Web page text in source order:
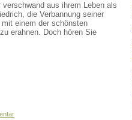
aus ihrem Leben als
die Verbannung seiner
einem der schönsten
erahnen. Doch hören Sie